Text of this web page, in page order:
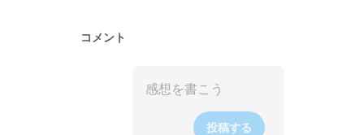
コメント
投稿する